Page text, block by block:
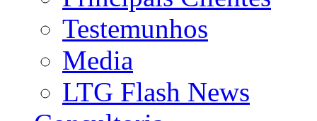
Testemunhos
Media
LTG Flash News